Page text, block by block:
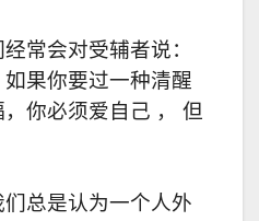
常会对受辅者说：
如果你要过一种清醒
你必须爱自己 ， 但
总是认为一个人外